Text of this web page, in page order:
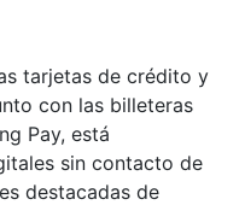
tarjetas de crédito y
con las billeteras
Pay, está
sin contacto de
destacadas de